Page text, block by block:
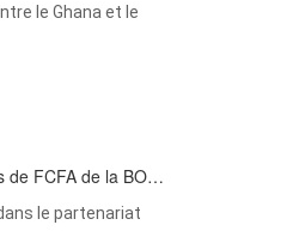
le Ghana et le
de FCFA de la BO…
le partenariat